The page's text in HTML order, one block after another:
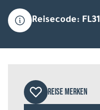
Reisecode:
REISE MERKEN